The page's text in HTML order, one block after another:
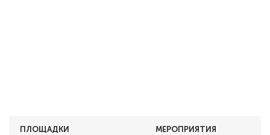
ПЛОЩАДКИ
МЕРОПРИЯТИЯ